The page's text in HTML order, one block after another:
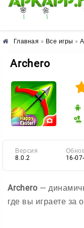
🌸 🌼
Главная » Все игры »
Archero
Версия
8.0.2
16-
Archero —
где вы играете за